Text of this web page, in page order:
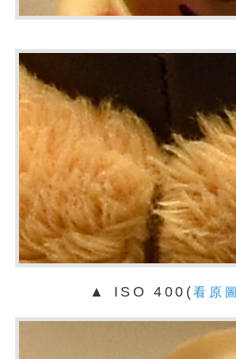
▲ ISO 400(看原圖